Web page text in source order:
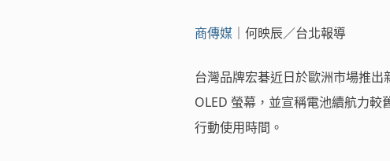
商傳媒 ｜何映辰／台北報導
台灣品牌宏碁近日於歐洲市場推
OLED 螢幕，並宣稱電池續航力
行動使用時間。